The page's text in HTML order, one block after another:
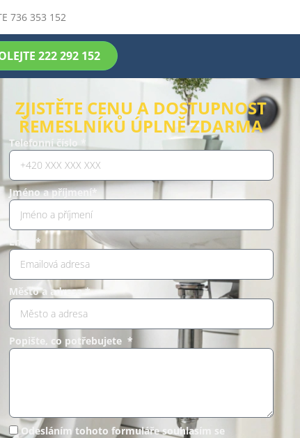
736 353 152
222 292 152
ZJISTĚTE CENU A DOSTUPNOST
ŘEMESLNÍKŮ ÚPLNĚ ZDARMA
Telefonní číslo *
Jméno a příjmení*
Email*
Město a adresa *
Popište, co potřebujete *
Odesláním tohoto formuláře souhlasím se